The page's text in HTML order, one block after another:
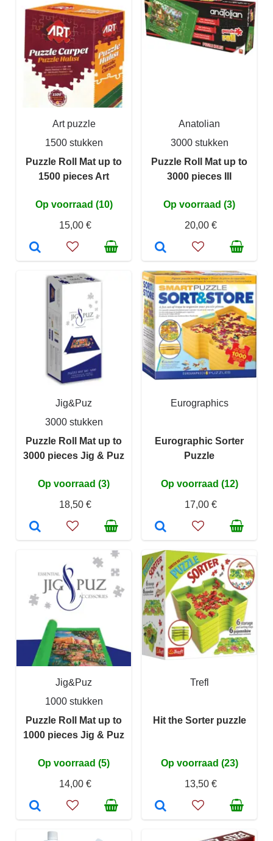
Art puzzle
1500 stukken
Puzzle Roll Mat up to
1500 pieces Art
Op voorraad (10)
15,00 €
Anatolian
3000 stukken
Puzzle Roll Mat up to
3000 pieces III
Op voorraad (3)
20,00 €
Jig&Puz
3000 stukken
Puzzle Roll Mat up to
3000 pieces Jig & Puz
Op voorraad (3)
18,50 €
Eurographics
Eurographic Sorter
Puzzle
Op voorraad (12)
17,00 €
Jig&Puz
1000 stukken
Puzzle Roll Mat up to
1000 pieces Jig & Puz
Op voorraad (5)
14,00 €
Trefl
Hit the Sorter puzzle
Op voorraad (23)
13,50 €